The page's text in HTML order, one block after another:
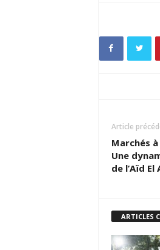
Article
Marchés
Une
de l’Aïd El
ARTICLES